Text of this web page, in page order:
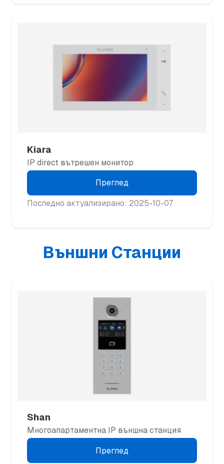
Kiara
IP direct вътрешен монитор
Преглед
Последно актуализирано: 2025-10-07
Външни Станции
Shan
Многоапартаментна IP външна станция
Преглед